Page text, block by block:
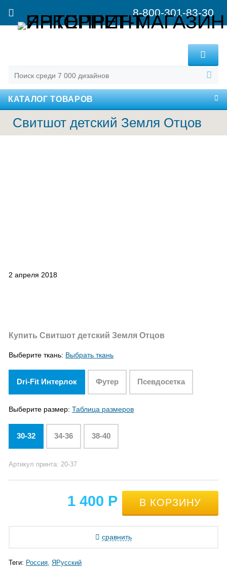
8-800-301-83-30
КАТАЛОГ ТОВАРОВ
Свитшот детский Земля Отцов
2 апреля 2018
Купить Свитшот детский Земля Отцов
Выберите ткань: Выбрать ткань
Dri-Fit Интерлок Футер Псевдосетка
Выберите размер:Таблица размеров
30-32 34-36 38-40
Артикул принта: 20-37
1 400 Р
сравнить
Теги: Россия ЯРусский